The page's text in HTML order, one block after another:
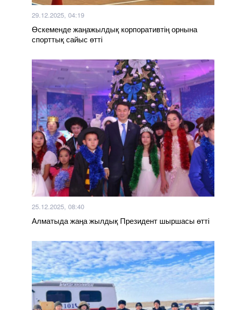
29.12.2025, 04:19
Өскеменде жаңажылдық корпоративтің орнына
спорттық сайыс өтті
25.12.2025, 08:40
Алматыда жаңа жылдық Президент шыршасы өтті